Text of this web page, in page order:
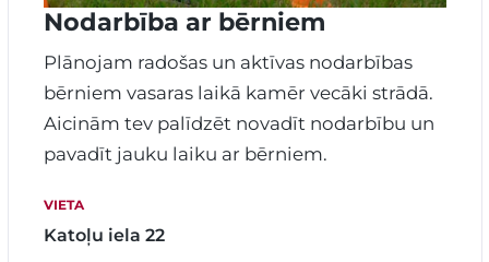
Nodarbība ar bērniem
Plānojam radošas un aktīvas nodarbības
bērniem vasaras laikā kamēr vecāki strādā.
Aicinām tev palīdzēt novadīt nodarbību un
pavadīt jauku laiku ar bērniem.
VIETA
Katoļu iela 22